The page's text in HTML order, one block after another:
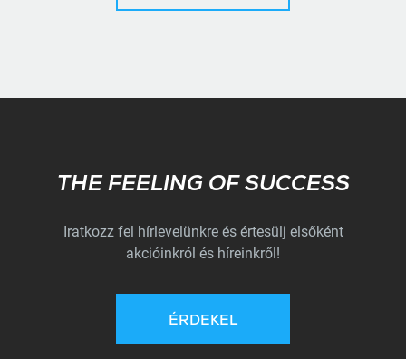
Subscribe
THE FEELING OF SUCCESS
Iratkozz fel hírlevelünkre és értesülj elsőként
akcióinkról és híreinkről!
ÉRDEKEL